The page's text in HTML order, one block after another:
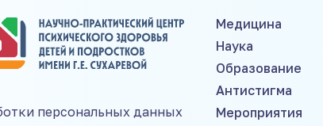
персональных данных
Медицина
Наука
Образование
Антистигма
Мероприятия